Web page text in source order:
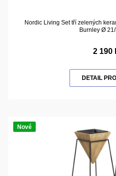
Nordic Living Set tří zelených
Burnley Ø
2 190
DETAIL
Nové